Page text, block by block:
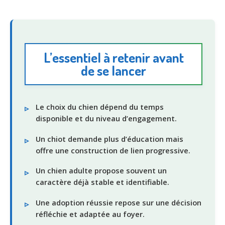
L’essentiel à retenir avant
de se lancer
Le choix du chien dépend du temps
disponible et du niveau d’engagement.
Un chiot demande plus d’éducation mais
offre une construction de lien progressive.
Un chien adulte propose souvent un
caractère déjà stable et identifiable.
Une adoption réussie repose sur une décision
réfléchie et adaptée au foyer.